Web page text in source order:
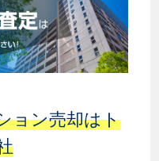
ョン売却はト